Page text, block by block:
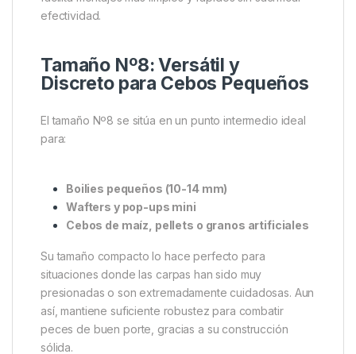
efectividad.
Tamaño Nº8: Versátil y
Discreto para Cebos Pequeños
El tamaño Nº8 se sitúa en un punto intermedio ideal
para:
Boilies pequeños (10-14 mm)
Wafters y pop-ups mini
Cebos de maíz, pellets o granos artificiales
Su tamaño compacto lo hace perfecto para
situaciones donde las carpas han sido muy
presionadas o son extremadamente cuidadosas. Aun
así, mantiene suficiente robustez para combatir
peces de buen porte, gracias a su construcción
sólida.